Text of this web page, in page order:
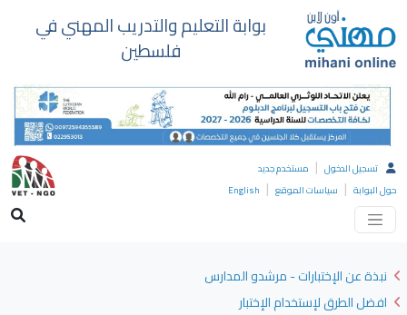
بوابة التعليم والتدريب المهني في
فلسطين
تسجيل الدخول | مستخدم جديد
حول البوابة | سياسات الموقع |
English
نبذة عن الإختبارات - مرشدو المدارس
افضل الطرق لإستخدام الإختبار